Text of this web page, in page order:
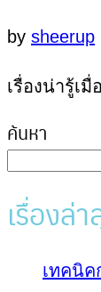
by sheerup
เรื่องน่ารู้เ
ค้นหา
เรื่องล่
เทคนิค